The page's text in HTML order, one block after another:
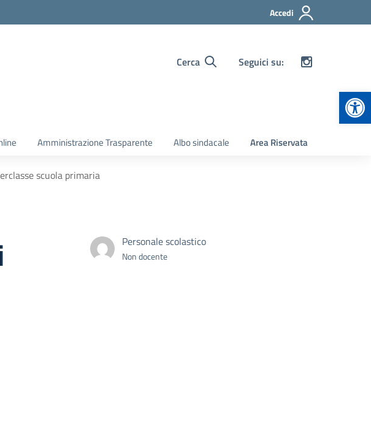
Accedi
Cerca Seguici su:
Amministrazione Trasparente Albo sindacale Area Riservata
scuola primaria
Personale scolastico
Non docente